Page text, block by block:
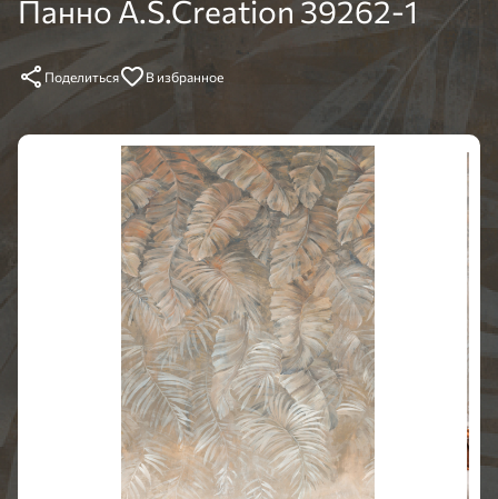
Панно A.S.Creation 39262-1
Поделиться В избранное